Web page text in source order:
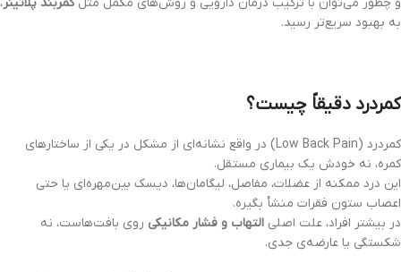
به بهبود سریع‌تر رسید.
کمردرد دقیقاً چیست؟
کمردرد (Low Back Pain) در واقع نشانه‌ای از مشکل در یکی از ساختارهای
کمره، نه خودش یک بیماری مستقل.
این درد ممکنه از عضلات، مفاصل، لیگامان‌ها، دیسک بین‌مهره‌ای یا حتی
اعصاب ستون فقرات منشأ بگیره.
در بیشتر افراد، علت اصلی التهاب و فشار مکانیکی روی بافت‌هاست، نه
شکستگی یا عارضه‌ی جدی.